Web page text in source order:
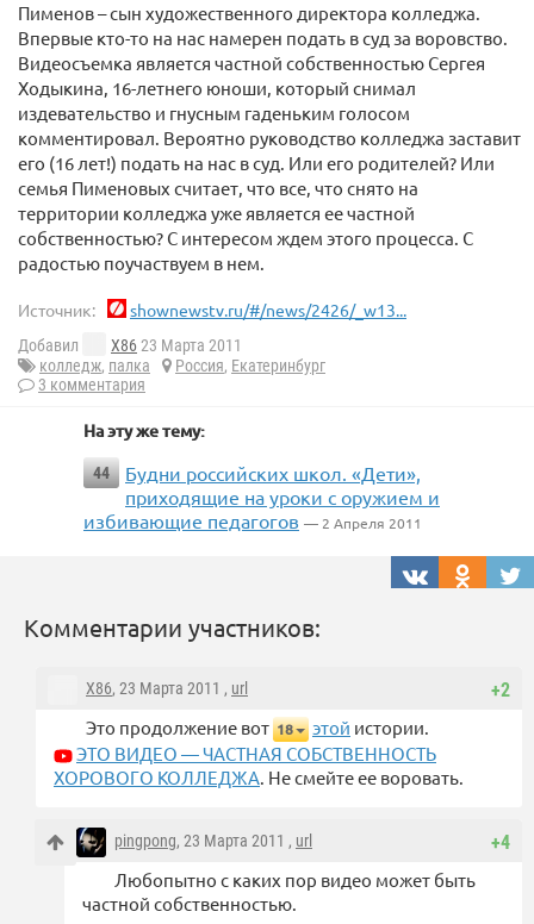
Пименов – сын художественного директора колледжа.
Впервые кто-то на нас намерен подать в суд за воровство.
Видеосъемка является частной собственностью Сергея
Ходыкина, 16-летнего юноши, который снимал
издевательство и гнусным гаденьким голосом
комментировал. Вероятно руководство колледжа заставит
его (16 лет!) подать на нас в суд. Или его родителей? Или
семья Пименовых считает, что все, что снято на
территории колледжа уже является ее частной
собственностью? С интересом ждем этого процесса. С
радостью поучаствуем в нем.
Источник: shownewstv.ru/#/news/2426/_w13...
Добавил X8623 Марта 2011
колледж, палка Россия, Екатеринбург
3 комментария
На эту же тему:
44
Будни российских школ. «Дети»,
приходящие на уроки с оружием и
избивающие педагогов — 2 Апреля 2011
Комментарии участников:
+2
X86, 23 Марта 2011 , url
Это продолжение вот 18 этой истории.
ЭТО ВИДЕО — ЧАСТНАЯ СОБСТВЕННОСТЬ
ХОРОВОГО КОЛЛЕДЖА. Не смейте ее воровать.
+4
pingpong, 23 Марта 2011 , url
Любопытно с каких пор видео может быть
частной собственностью.